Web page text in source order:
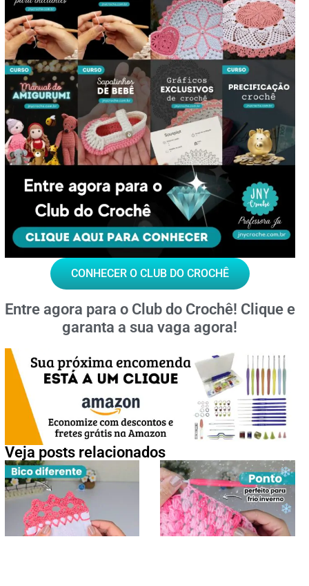
CONHECER O CLUB DO CROCHÊ
Entre agora para o Club do Crochê! Clique e
garanta a sua vaga agora!
Veja posts relacionados